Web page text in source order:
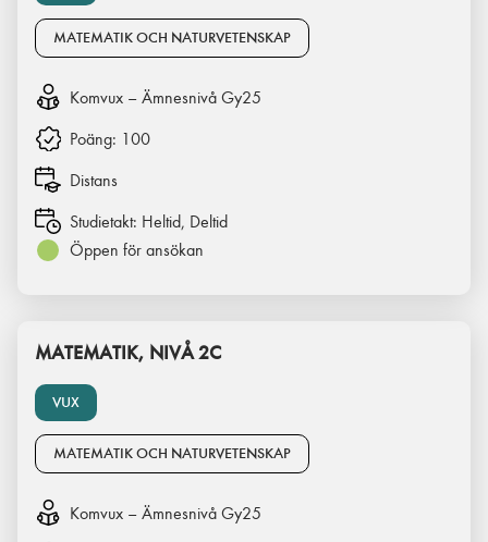
MATEMATIK OCH NATURVETENSKAP
Komvux – Ämnesnivå Gy25
Poäng: 100
Distans
Studietakt: Heltid, Deltid
Öppen för ansökan
VUX
MATEMATIK, NIVÅ 2C
MATEMATIK OCH NATURVETENSKAP
Komvux – Ämnesnivå Gy25